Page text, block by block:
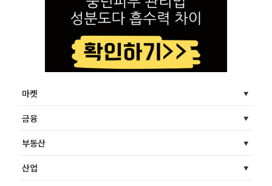
마켓
금융
부동산
산업